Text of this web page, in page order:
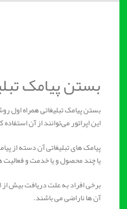
بستن پیامک
بستن پیامک تبلیغاتی همراه اول
این اپراتور می‌توانند از آن استفاده
پیامک های تبلیغاتی آن دسته از
یا چند محصول و یا خدمت و فعالیت
برخی افراد به علت دریافت بیش از
آن ها ناراضی می باشند.